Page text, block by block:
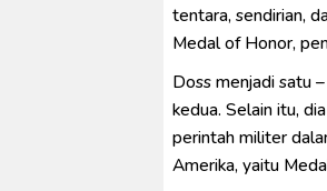
tentara, sendirian,
Medal of Honor,
Doss menjadi satu
kedua. Selain itu,
perintah militer
Amerika, yaitu